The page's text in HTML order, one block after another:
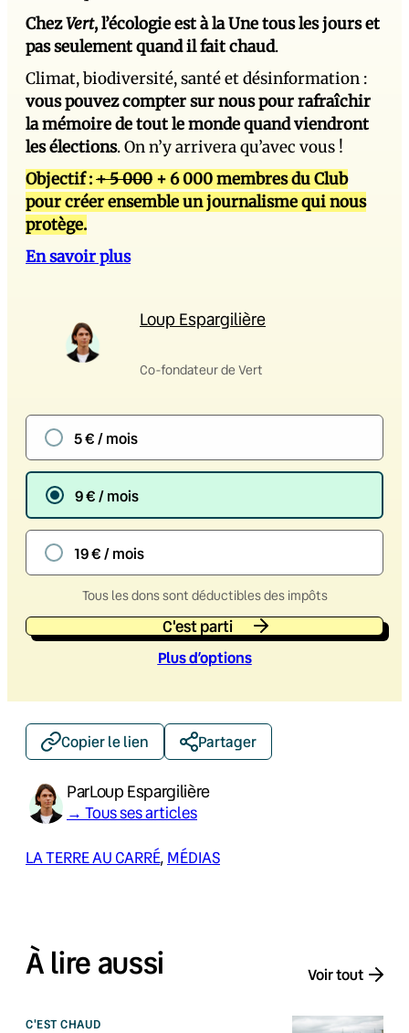
ChezVert, l’écologie est à la Une tous les jours et
pas seulement quand il fait chaud.
Climat, biodiversité, santé et désinformation :
vous pouvez compter sur nous pour rafraîchir
la mémoire de tout le monde quand viendront
les élections. On n’y arrivera qu’avec vous !
Objectif :+ 5 000 + 6 000 membres du Club
pour créer ensemble un journalisme qui nous
protège.
En savoir plus
Loup Espargilière
Co-fondateur de Vert
5 € / mois
9 € / mois
19 € / mois
Tous les dons sont déductibles des impôts
C'est parti
Plus d’options
Copier le lien Partager
ParLoup Espargilière
→ Tous ses articles
LA TERRE AU CARRÉ, MÉDIAS
À lire aussi Voir tout
C'EST CHAUD